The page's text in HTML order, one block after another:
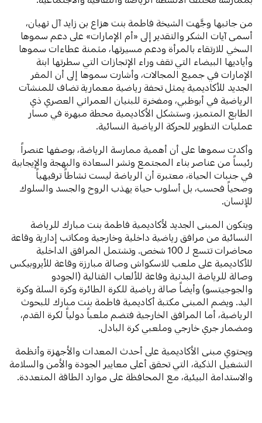
من جانبها وجَّهت الشيخة فاطمة بنت هزاع بن زايد آل نهيان،
أسمى آيات الشكر والتقدير إلى «أم الإمارات» على دعم سموها
السخي للارتقاء بالمرأة ودعم مسيرتها، مثمنة عطاءات سموها
وأياديها البيضاء التي تقف وراء الإنجازات التي سطرتها ابنة
الإمارات في جميع المجالات، وأشارت سموها إلى أن المقر
الجديد للأكاديمية يمثل تحفة رياضية معمارية تضاف للمنشآت
الرياضية في أبوظبي، ومفخرة للبنيان العمراني العصري ذي
الطابع المتميز، وستشكل الأكاديمية محطة مبهرة في مسار
عمليات التطوير للحركة الرياضية النسائية.
وأكدت سموها على أن أهمية ممارسة الرياضة، بوصفها عنصراً
رئيساً من عناصر بناء المجتمع ونشر السعادة والبهجة والإيجابية
في جنبات الحياة، معتبرة أن الرياضة ليست نشاطاً ترفيهياً
وصحياً فحسب، بل أسلوب حياة يهذب الروح والجسد والسلوك
للإنسان.
ويتكون المبنى الجديد لأكاديمية فاطمة بنت مبارك للرياضة
النسائية من مرافق رياضية داخلية وخارجية ومكاتب إدارية وقاعة
محاضرات تتسع لـ 100 شخص. وتشتمل المرافق الداخلية
للأكاديمية على ملعب للاسكواش وصالة مبارزة وقاعة للأيروبيكس
وصالة للرياضة البدنية وقاعة للألعاب القتالية (الجودو
والجوجيتسو) وأيضاً صالة رياضية للكرة الطائرة وكرة السلة وكرة
اليد. ويضم المبنى مكتبة أكاديمية فاطمة بنت مبارك للبحوث
الرياضية، أما المرافق الخارجية فتضم ملعباً دولياً لكرة القدم،
ومضمار جري خارجي وملعبي كرة البادل.
ويحتوي مبنى الأكاديمية على أحدث المعدات والأجهزة وأنظمة
التشغيل الذكية، التي تحقق أعلى معايير الجودة والأمن والسلامة
والاستدامة البيئية، مع المحافظة على موارد الطاقة المتعددة.